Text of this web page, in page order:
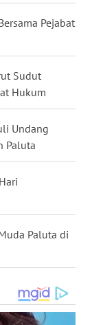
Pejabat
Sudut
Hukum
Undang
Paluta
Paluta di